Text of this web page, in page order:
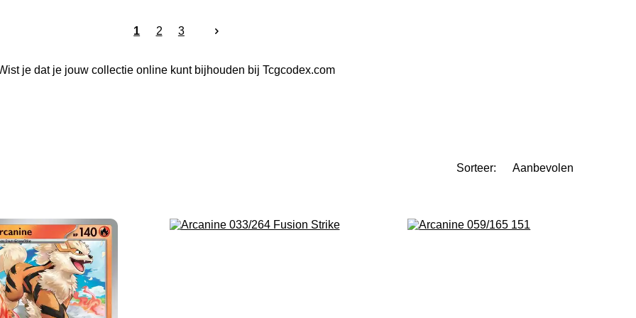
1 2 3
je dat je jouw collectie online kunt bijhouden bij Tcgcodex.com
Sorteer: